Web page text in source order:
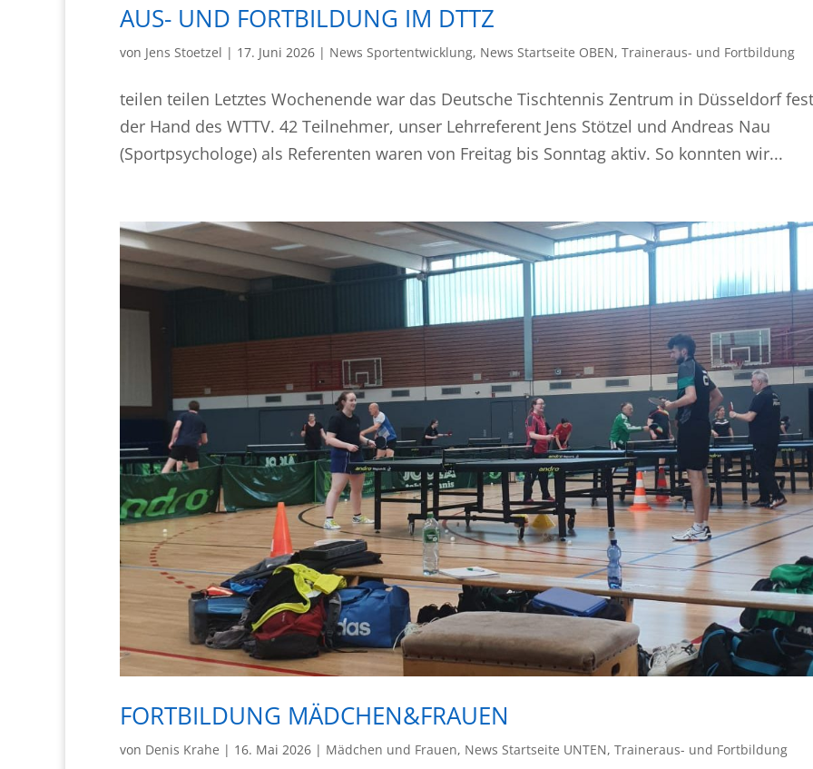
AUS- UND FORTBILDUNG IM DTTZ
von Jens Stoetzel | 17. Juni 2026 | News Sportentwicklung, News Startseite OBEN, Traineraus- und Fortbildung
teilen teilen Letztes Wochenende war das Deutsche Tischtennis Zentrum in Düsseldorf
der Hand des WTTV. 42 Teilnehmer, unser Lehrreferent Jens Stötzel und Andreas Nau
(Sportpsychologe) als Referenten waren von Freitag bis Sonntag aktiv. So konnten wir...
FORTBILDUNG MÄDCHEN&FRAUEN
von Denis Krahe | 16. Mai 2026 | Mädchen und Frauen, News Startseite UNTEN, Traineraus- und Fortbildung